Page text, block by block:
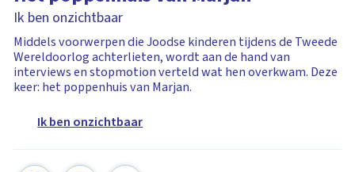
Ik ben onzichtbaar
Middels voorwerpen die Joodse kinderen tijdens de Tweede
Wereldoorlog achterlieten, wordt aan de hand van
interviews en stopmotion verteld wat hen overkwam. Deze
keer: het poppenhuis van Marjan.
Ik ben onzichtbaar